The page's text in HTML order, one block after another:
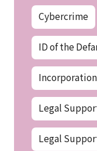
Cybercrime
ID of the
Incorporation
Legal
Legal